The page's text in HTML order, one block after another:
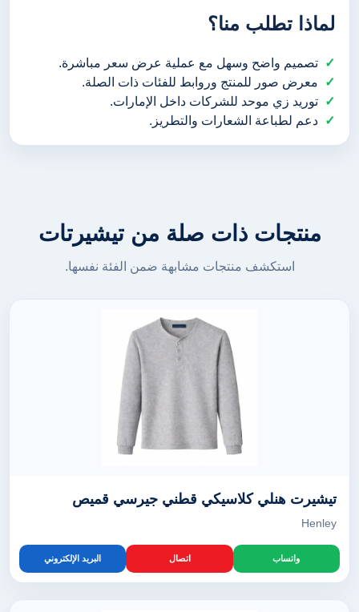
لماذا تطلب منا؟
تصميم واضح وسهل مع عملية عرض سعر مباشرة.
معرض صور للمنتج وروابط للفئات ذات الصلة.
توريد زي موحد للشركات داخل الإمارات.
دعم لطباعة الشعارات والتطريز.
منتجات ذات صلة من تيشيرتات
استكشف منتجات مشابهة ضمن الفئة نفسها.
تيشيرت هنلي كلاسيكي قطني جيرسي قميص
Henley
واتساب اتصال البريد الإلكتروني